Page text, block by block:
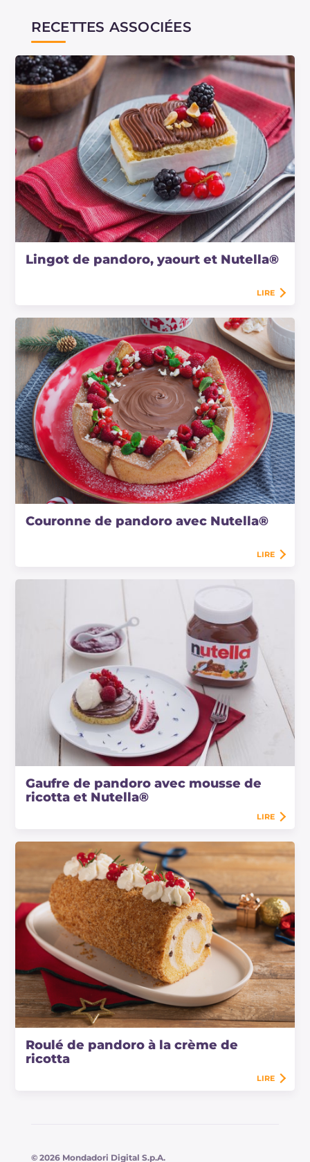
RECETTES ASSOCIÉES
Lingot de pandoro, yaourt et Nutella®
LIRE
Couronne de pandoro avec Nutella®
LIRE
Gaufre de pandoro avec mousse de
ricotta et Nutella®
LIRE
Roulé de pandoro à la crème de
ricotta
LIRE
© 2026 Mondadori Digital S.p.A.